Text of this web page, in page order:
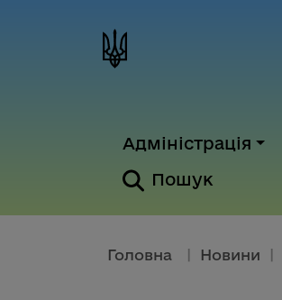
Адміністрація
Пошук
Головна Новини